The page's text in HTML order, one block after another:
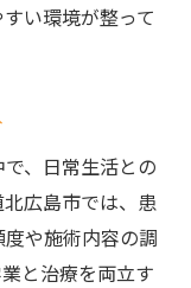
い環境が整って
、日常生活との
広島市では、患
や施術内容の調
と治療を両立す